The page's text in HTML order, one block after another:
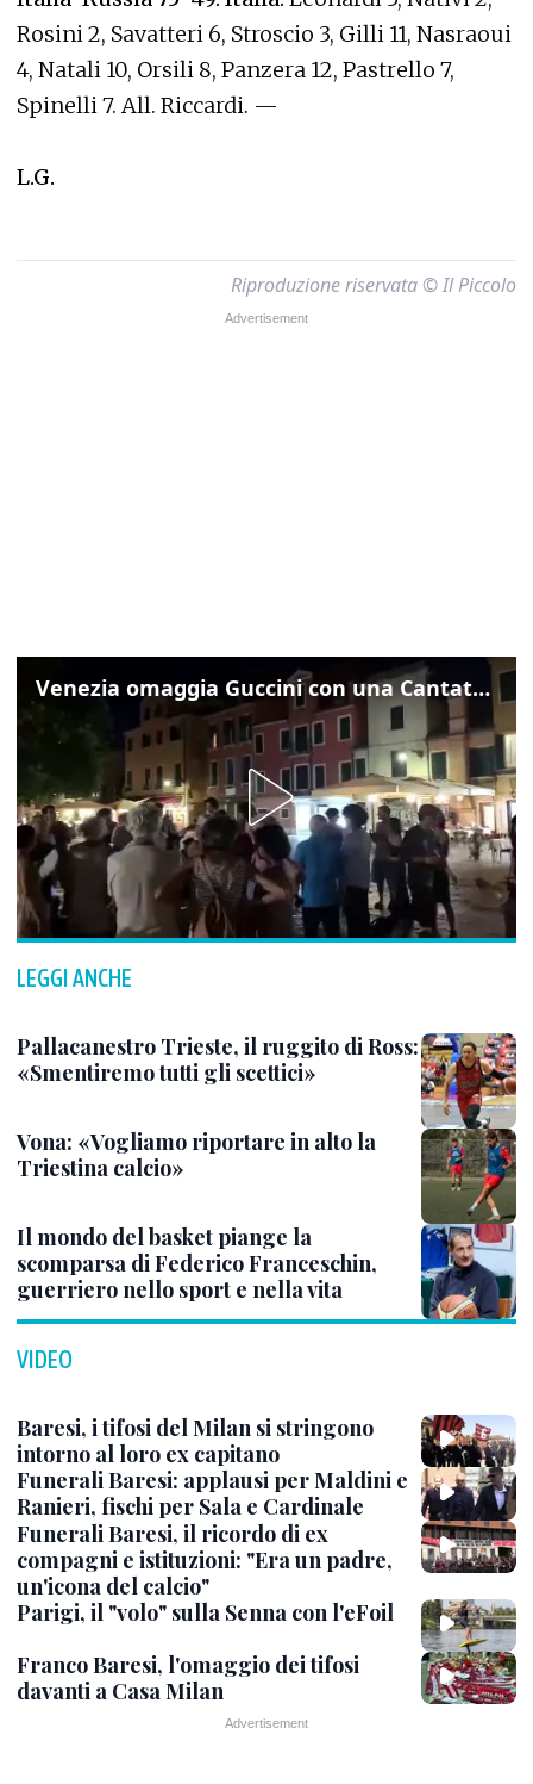
Rosini 2, Savatteri 6, Stroscio 3, Gilli 11, Nasraoui
4, Natali 10, Orsili 8, Panzera 12, Pastrello 7,
Spinelli 7. All. Riccardi. —
L.G.
Riproduzione riservata © Il Piccolo
Venezia omaggia Guccini con una Cantata Anarchica in campo Santa Margherita
LEGGI ANCHE
Pallacanestro Trieste, il ruggito di Ross:
«Smentiremo tutti gli scettici»
Vona: «Vogliamo riportare in alto la
Triestina calcio»
Il mondo del basket piange la
scomparsa di Federico Franceschin,
guerriero nello sport e nella vita
VIDEO
Baresi, i tifosi del Milan si stringono
intorno al loro ex capitano
Funerali Baresi: applausi per Maldini e
Ranieri, fischi per Sala e Cardinale
Funerali Baresi, il ricordo di ex
compagni e istituzioni: "Era un padre,
un'icona del calcio"
Parigi, il "volo" sulla Senna con l'eFoil
Franco Baresi, l'omaggio dei tifosi
davanti a Casa Milan